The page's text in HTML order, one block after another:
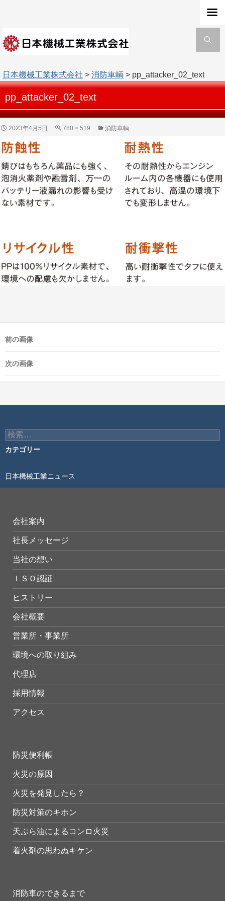
索
日本機械工業株式会社 > 消防車輌 > pp_attacker_02_text
pp_attacker_02_text
2023年4月5日 780 × 519 消防車輌
前の画像
次の画像
検
索:
カテゴリー
日本機械工業ニュース
会社案内
社長メッセージ
当社の想い
ＩＳＯ認証
ヒストリー
会社概要
営業所・事業所
環境への取り組み
代理店
採用情報
アクセス
防災便利帳
火災の原因
火災を発見したら？
防災対策のキホン
天ぷら油によるコンロ火災
着火剤の思わぬキケン
消防車のできるまで